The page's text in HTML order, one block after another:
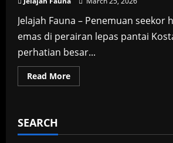
Jelajah Fauna – Penemuan seekor
emas di perairan lepas pantai
perhatian besar...
Read MoreRead
more
di
SEARCH